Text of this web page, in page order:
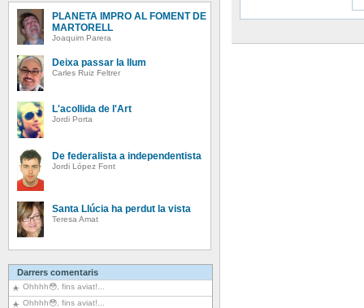
PLANETA IMPRO AL FOMENT DE
MARTORELL
Joaquim Parera
Deixa passar la llum
Carles Ruiz Feltrer
L'acollida de l'Art
Jordi Porta
De federalista a independentista
Jordi López Font
Santa Llúcia ha perdut la vista
Teresa Amat
Darrers comentaris
Ohhhh😳, fins aviat!...
Ohhhh😳, fins aviat!...